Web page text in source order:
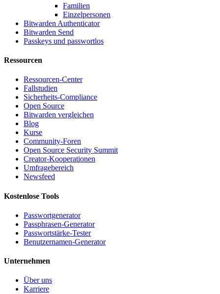
Familien
Einzelpersonen
Bitwarden Authenticator
Bitwarden Send
Passkeys und passwortlos
Ressourcen
Ressourcen-Center
Fallstudien
Sicherheits-Compliance
Open Source
Bitwarden vergleichen
Blog
Kurse
Community-Foren
Open Source Security Summit
Creator-Kooperationen
Umfragebereich
Newsfeed
Kostenlose Tools
Passwortgenerator
Passphrasen-Generator
Passwortstärke-Tester
Benutzernamen-Generator
Unternehmen
Über uns
Karriere